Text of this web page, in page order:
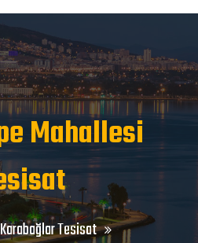
Mahallesi
Karabağlar Tesisat